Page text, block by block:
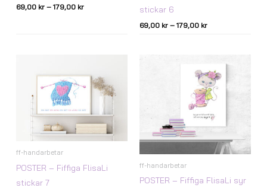
69,00 kr – 179,00 kr
stickar 6
69,00 kr – 179,00 kr
ff-handarbetar
POSTER – Fiffiga FlisaLi
stickar 7
till
179,00 kr
ff-handarbetar
POSTER – Fiffiga FlisaLi syr
69,00 kr
till
179,00 kr